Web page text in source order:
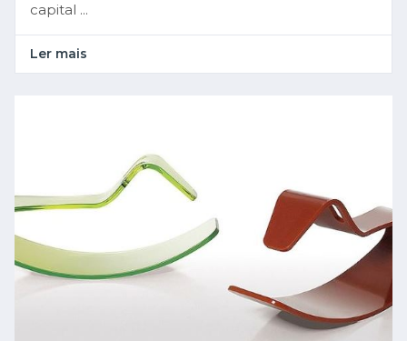
capital ...
Ler mais